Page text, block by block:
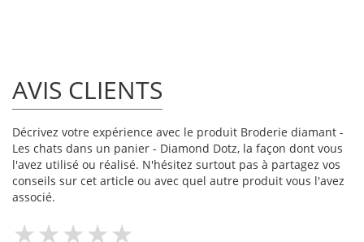
AVIS CLIENTS
Décrivez votre expérience avec le produit Broderie diamant -
Les chats dans un panier - Diamond Dotz, la façon dont vous
l'avez utilisé ou réalisé. N'hésitez surtout pas à partagez vos
conseils sur cet article ou avec quel autre produit vous l'avez
associé.